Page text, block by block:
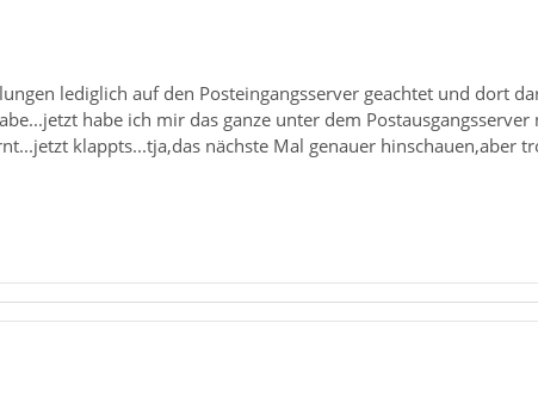
lediglich auf den Posteingangsserver geachtet und dort
habe ich mir das ganze unter dem Postausgangsserver
klappts...tja,das nächste Mal genauer hinschauen,aber